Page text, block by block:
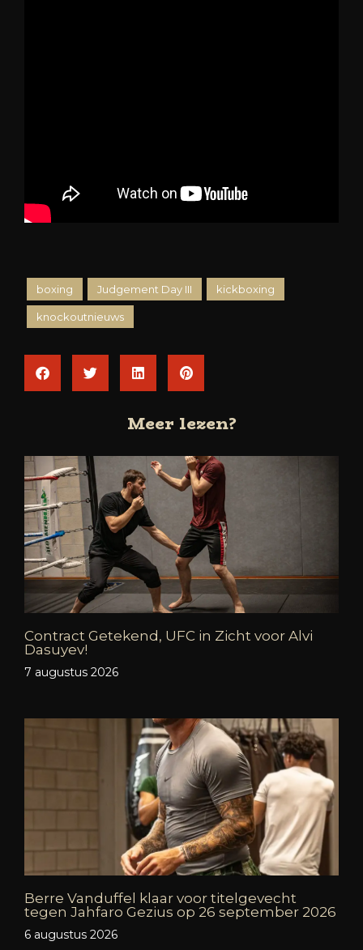
boxing Judgement Day III kickboxing
knockoutnieuws
Meer lezen?
Contract Getekend, UFC in Zicht voor Alvi
Dasuyev!
7 augustus 2026
Berre Vanduffel klaar voor titelgevecht
tegen Jahfaro Gezius op 26 september 2026
6 augustus 2026